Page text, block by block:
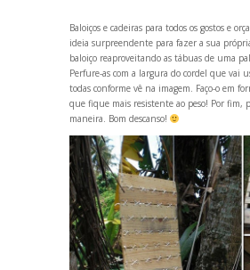
Baloiços e cadeiras para todos os gostos e
ideia surpreendente para fazer a sua
baloiço reaproveitando as tábuas de uma
Perfure-as com a largura do cordel que vai
todas conforme vê na imagem. Faço-o em
que fique mais resistente ao peso! Por fim,
maneira. Bom descanso!